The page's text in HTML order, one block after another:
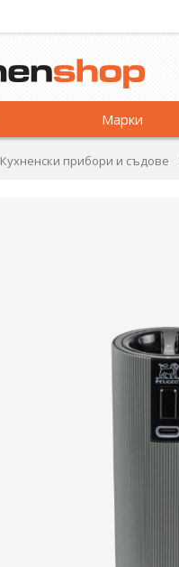
Марки
Кухненски прибори и съдове